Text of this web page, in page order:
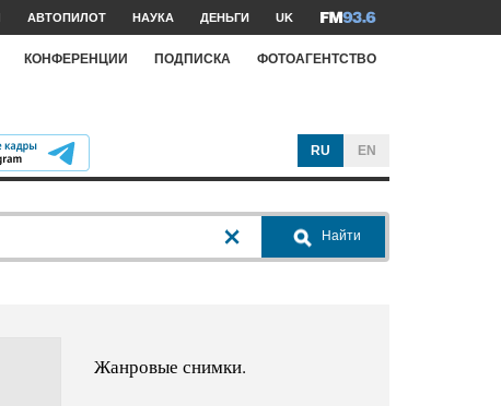
АВТОПИЛОТ НАУКА ДЕНЬГИ UK
КОНФЕРЕНЦИИ ПОДПИСКА ФОТОАГЕНТСТВО
RU EN
Найти
Жанровые снимки.